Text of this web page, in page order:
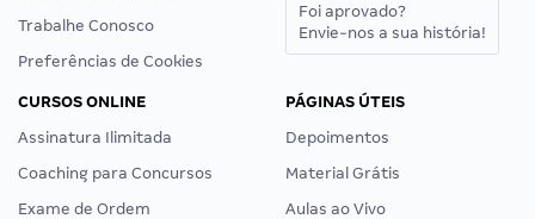
Trabalhe Conosco
Preferências de Cookies
Foi aprovado?
Envie-nos a sua história!
CURSOS ONLINE
Assinatura Ilimitada
Coaching para Concursos
Exame de Ordem
PÁGINAS ÚTEIS
Depoimentos
Material Grátis
Aulas ao Vivo